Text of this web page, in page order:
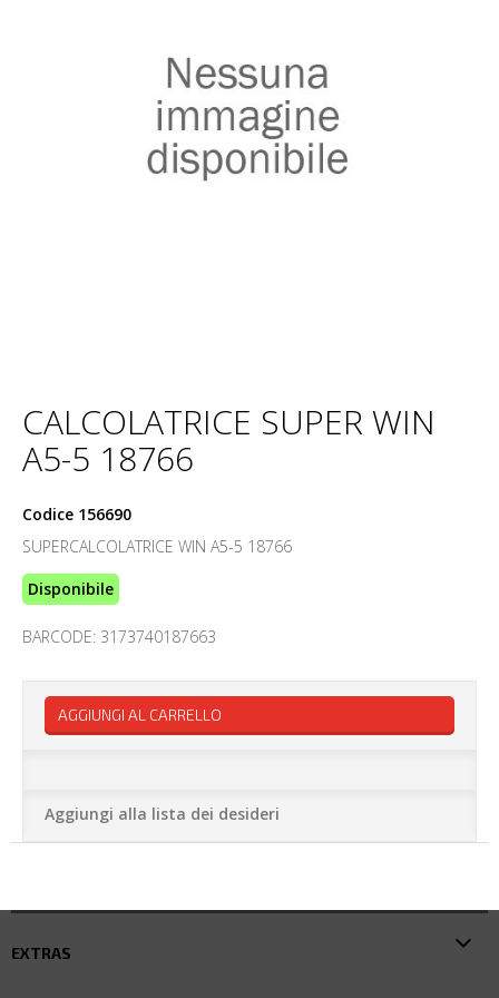
CALCOLATRICE SUPER WIN
A5-5 18766
Codice 156690
SUPERCALCOLATRICE WIN A5-5 18766
Disponibile
BARCODE: 3173740187663
AGGIUNGI AL CARRELLO
Aggiungi alla lista dei desideri
EXTRAS